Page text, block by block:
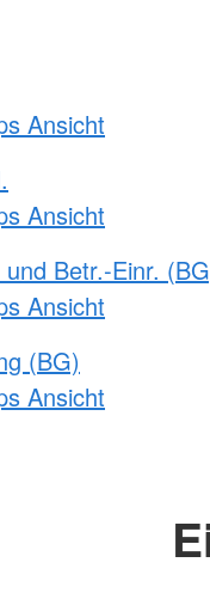
Ansicht
Ansicht
Betr.-Einr.
Ansicht
(BG)
Ansicht